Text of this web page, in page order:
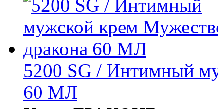
5200 SG / Интимный
60 МЛ